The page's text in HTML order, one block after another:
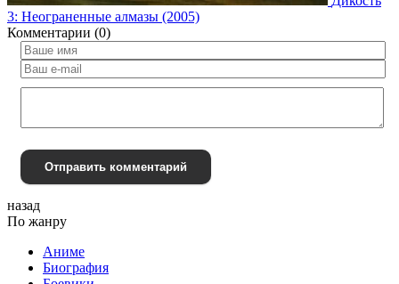
3: Неограненные алмазы (2005)
Комментарии (0)
Отправить комментарий
назад
По жанру
Аниме
Биография